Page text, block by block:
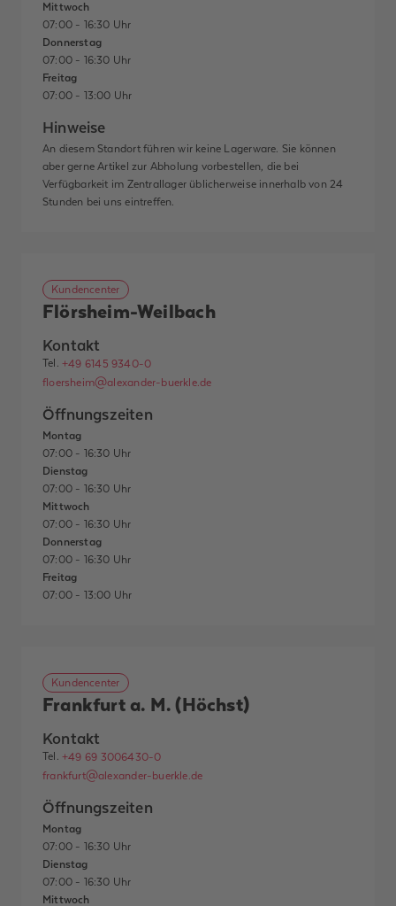
Mittwoch
07:00 - 16:30 Uhr
Donnerstag
07:00 - 16:30 Uhr
Freitag
07:00 - 13:00 Uhr
Hinweise
An diesem Standort führen wir keine Lagerware. Sie können
aber gerne Artikel zur Abholung vorbestellen, die bei
Verfügbarkeit im Zentrallager üblicherweise innerhalb von 24
Stunden bei uns eintreffen.
Kundencenter
Flörsheim-Weilbach
Kontakt
Tel.+49 6145 9340-0
floersheim@alexander-buerkle.de
Öffnungszeiten
Montag
07:00 - 16:30 Uhr
Dienstag
07:00 - 16:30 Uhr
Mittwoch
07:00 - 16:30 Uhr
Donnerstag
07:00 - 16:30 Uhr
Freitag
07:00 - 13:00 Uhr
Kundencenter
Frankfurt a. M. (Höchst)
Kontakt
Tel.+49 69 3006430-0
frankfurt@alexander-buerkle.de
Öffnungszeiten
Montag
07:00 - 16:30 Uhr
Dienstag
07:00 - 16:30 Uhr
Mittwoch